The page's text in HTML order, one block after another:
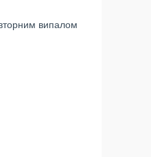
випалом